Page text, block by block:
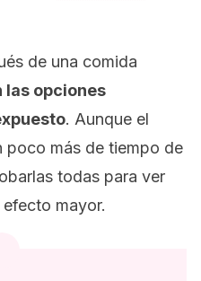
de una comida
las opciones
. Aunque el
poco más de tiempo de
todas para ver
mayor.